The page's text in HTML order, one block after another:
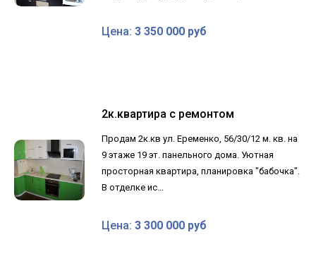
Цена: 3 350 000 руб
2к.квартира с ремонтом
Продам 2к.кв ул. Еременко, 56/30/12 м. кв. на
9 этаже 19 эт. панельного дома. Уютная
просторная квартира, планировка "бабочка".
В отделке ис...
Цена: 3 300 000 руб